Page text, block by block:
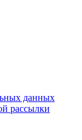
данных
рассылки